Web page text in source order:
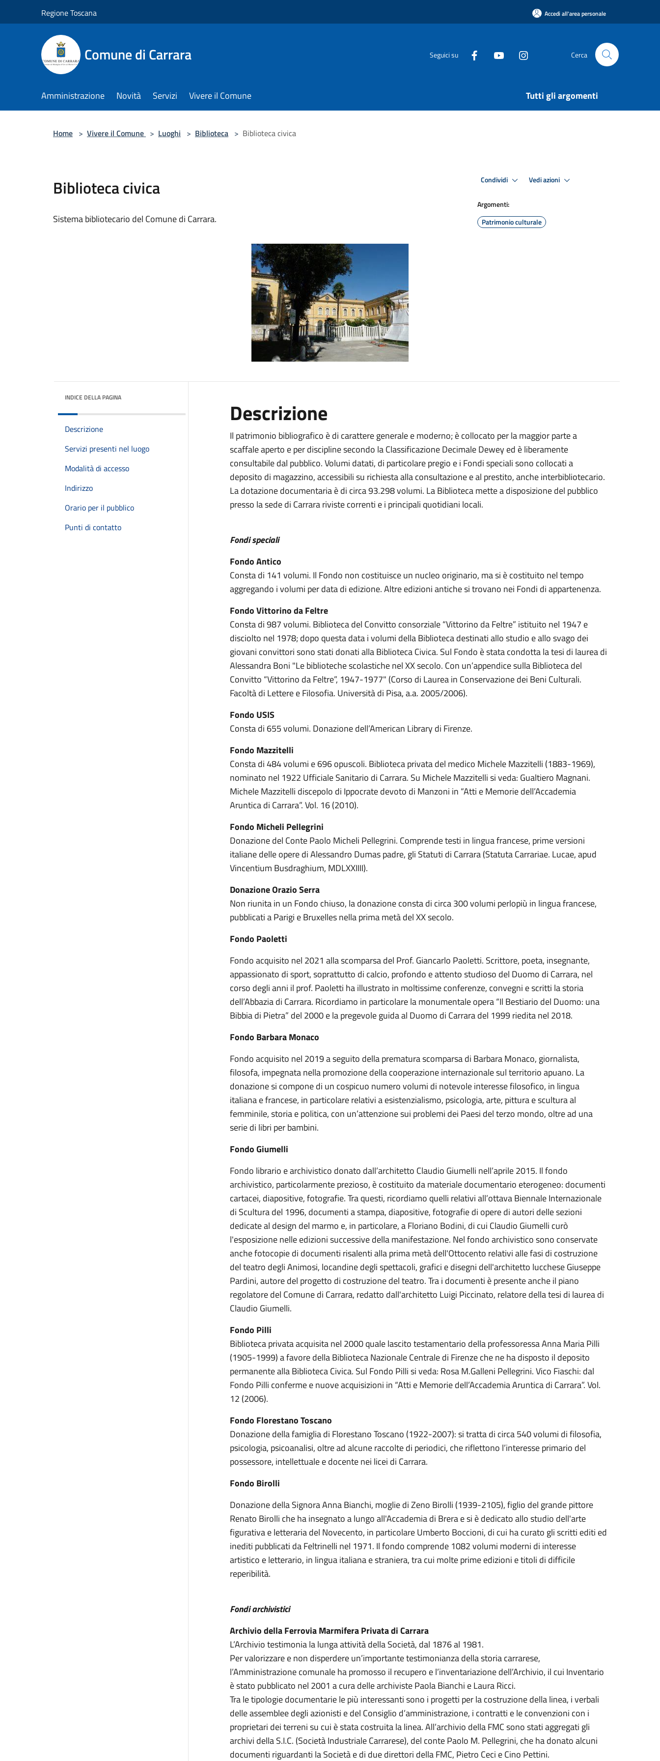
Regione Toscana Accedi all'area personale
Comune di Carrara Seguici su Cerca
Amministrazione Novità Servizi Vivere il Comune Tutti gli argomenti
Home > Vivere il Comune > Luoghi > Biblioteca > Biblioteca civica
Biblioteca civica
Sistema bibliotecario del Comune di Carrara.
Condividi Vedi azioni
Argomenti:
Patrimonio culturale
INDICE DELLA PAGINA
Descrizione
Servizi presenti nel luogo
Modalità di accesso
Indirizzo
Orario per il pubblico
Punti di contatto
Descrizione
Il patrimonio bibliografico è di carattere generale e moderno; è collocato per la maggior parte a
scaffale aperto e per discipline secondo la Classificazione Decimale Dewey ed è liberamente
consultabile dal pubblico. Volumi datati, di particolare pregio e i Fondi speciali sono collocati a
deposito di magazzino, accessibili su richiesta alla consultazione e al prestito, anche interbibliotecario.
La dotazione documentaria è di circa 93.298 volumi. La Biblioteca mette a disposizione del pubblico
presso la sede di Carrara riviste correnti e i principali quotidiani locali.
Fondi speciali
Fondo Antico
Consta di 141 volumi. Il Fondo non costituisce un nucleo originario, ma si è costituito nel tempo
aggregando i volumi per data di edizione. Altre edizioni antiche si trovano nei Fondi di appartenenza.
Fondo Vittorino da Feltre
Consta di 987 volumi. Biblioteca del Convitto consorziale “Vittorino da Feltre” istituito nel 1947 e
disciolto nel 1978; dopo questa data i volumi della Biblioteca destinati allo studio e allo svago dei
giovani convittori sono stati donati alla Biblioteca Civica. Sul Fondo è stata condotta la tesi di laurea di
Alessandra Boni "Le biblioteche scolastiche nel XX secolo. Con un’appendice sulla Biblioteca del
Convitto “Vittorino da Feltre”, 1947-1977" (Corso di Laurea in Conservazione dei Beni Culturali.
Facoltà di Lettere e Filosofia. Università di Pisa, a.a. 2005/2006).
Fondo USIS
Consta di 655 volumi. Donazione dell’American Library di Firenze.
Fondo Mazzitelli
Consta di 484 volumi e 696 opuscoli. Biblioteca privata del medico Michele Mazzitelli (1883-1969),
nominato nel 1922 Ufficiale Sanitario di Carrara. Su Michele Mazzitelli si veda: Gualtiero Magnani.
Michele Mazzitelli discepolo di Ippocrate devoto di Manzoni in “Atti e Memorie dell’Accademia
Aruntica di Carrara”. Vol. 16 (2010).
Fondo Micheli Pellegrini
Donazione del Conte Paolo Micheli Pellegrini. Comprende testi in lingua francese, prime versioni
italiane delle opere di Alessandro Dumas padre, gli Statuti di Carrara (Statuta Carrariae. Lucae, apud
Vincentium Busdraghium, MDLXXIIII).
Donazione Orazio Serra
Non riunita in un Fondo chiuso, la donazione consta di circa 300 volumi perlopiù in lingua francese,
pubblicati a Parigi e Bruxelles nella prima metà del XX secolo.
Fondo Paoletti
Fondo acquisito nel 2021 alla scomparsa del Prof. Giancarlo Paoletti. Scrittore, poeta, insegnante,
appassionato di sport, soprattutto di calcio, profondo e attento studioso del Duomo di Carrara, nel
corso degli anni il prof. Paoletti ha illustrato in moltissime conferenze, convegni e scritti la storia
dell’Abbazia di Carrara. Ricordiamo in particolare la monumentale opera “Il Bestiario del Duomo: una
Bibbia di Pietra” del 2000 e la pregevole guida al Duomo di Carrara del 1999 riedita nel 2018.
Fondo Barbara Monaco
Fondo acquisito nel 2019 a seguito della prematura scomparsa di Barbara Monaco, giornalista,
filosofa, impegnata nella promozione della cooperazione internazionale sul territorio apuano. La
donazione si compone di un cospicuo numero volumi di notevole interesse filosofico, in lingua
italiana e francese, in particolare relativi a esistenzialismo, psicologia, arte, pittura e scultura al
femminile, storia e politica, con un’attenzione sui problemi dei Paesi del terzo mondo, oltre ad una
serie di libri per bambini.
Fondo Giumelli
Fondo librario e archivistico donato dall’architetto Claudio Giumelli nell’aprile 2015. Il fondo
archivistico, particolarmente prezioso, è costituito da materiale documentario eterogeneo: documenti
cartacei, diapositive, fotografie. Tra questi, ricordiamo quelli relativi all’ottava Biennale Internazionale
di Scultura del 1996, documenti a stampa, diapositive, fotografie di opere di autori delle sezioni
dedicate al design del marmo e, in particolare, a Floriano Bodini, di cui Claudio Giumelli curò
l'esposizione nelle edizioni successive della manifestazione. Nel fondo archivistico sono conservate
anche fotocopie di documenti risalenti alla prima metà dell'Ottocento relativi alle fasi di costruzione
del teatro degli Animosi, locandine degli spettacoli, grafici e disegni dell'architetto lucchese Giuseppe
Pardini, autore del progetto di costruzione del teatro. Tra i documenti è presente anche il piano
regolatore del Comune di Carrara, redatto dall'architetto Luigi Piccinato, relatore della tesi di laurea di
Claudio Giumelli.
Fondo Pilli
Biblioteca privata acquisita nel 2000 quale lascito testamentario della professoressa Anna Maria Pilli
(1905-1999) a favore della Biblioteca Nazionale Centrale di Firenze che ne ha disposto il deposito
permanente alla Biblioteca Civica. Sul Fondo Pilli si veda: Rosa M.Galleni Pellegrini. Vico Fiaschi: dal
Fondo Pilli conferme e nuove acquisizioni in “Atti e Memorie dell’Accademia Aruntica di Carrara”. Vol.
12 (2006).
Fondo Florestano Toscano
Donazione della famiglia di Florestano Toscano (1922-2007): si tratta di circa 540 volumi di filosofia,
psicologia, psicoanalisi, oltre ad alcune raccolte di periodici, che riflettono l’interesse primario del
possessore, intellettuale e docente nei licei di Carrara.
Fondo Birolli
Donazione della Signora Anna Bianchi, moglie di Zeno Birolli (1939-2105), figlio del grande pittore
Renato Birolli che ha insegnato a lungo all'Accademia di Brera e si è dedicato allo studio dell'arte
figurativa e letteraria del Novecento, in particolare Umberto Boccioni, di cui ha curato gli scritti editi ed
inediti pubblicati da Feltrinelli nel 1971. Il fondo comprende 1082 volumi moderni di interesse
artistico e letterario, in lingua italiana e straniera, tra cui molte prime edizioni e titoli di difficile
reperibilità.
Fondi archivistici
Archivio della Ferrovia Marmifera Privata di Carrara
L’Archivio testimonia la lunga attività della Società, dal 1876 al 1981.
Per valorizzare e non disperdere un’importante testimonianza della storia carrarese,
l’Amministrazione comunale ha promosso il recupero e l’inventariazione dell’Archivio, il cui Inventario
è stato pubblicato nel 2001 a cura delle archiviste Paola Bianchi e Laura Ricci.
Tra le tipologie documentarie le più interessanti sono i progetti per la costruzione della linea, i verbali
delle assemblee degli azionisti e del Consiglio d’amministrazione, i contratti e le convenzioni con i
proprietari dei terreni su cui è stata costruita la linea. All’archivio della FMC sono stati aggregati gli
archivi della S.I.C. (Società Industriale Carrarese), del conte Paolo M. Pellegrini, che ha donato alcuni
documenti riguardanti la Società e di due direttori della FMC, Pietro Ceci e Cino Pettini.